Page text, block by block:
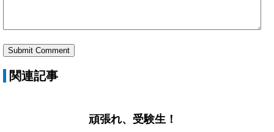
関連記事
頑張れ、受験生！